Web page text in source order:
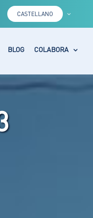
CASTELLANO
BLOG COLABORA